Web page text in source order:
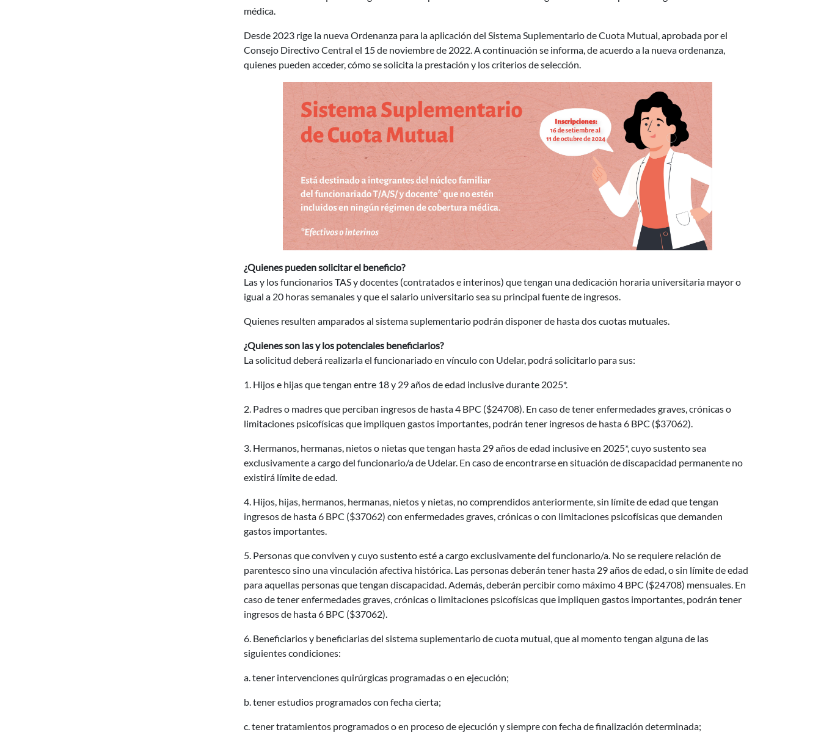
médica.
Desde 2023 rige la nueva Ordenanza para la aplicación del Sistema Suplementario de Cuota Mutual, aprobada por el
Consejo Directivo Central el 15 de noviembre de 2022. A continuación se informa, de acuerdo a la nueva ordenanza,
quienes pueden acceder, cómo se solicita la prestación y los criterios de selección.
¿Quienes pueden solicitar el beneficio?
Las y los funcionarios TAS y docentes (contratados e interinos) que tengan una dedicación horaria universitaria mayor o
igual a 20 horas semanales y que el salario universitario sea su principal fuente de ingresos.
Quienes resulten amparados al sistema suplementario podrán disponer de hasta dos cuotas mutuales.
¿Quienes son las y los potenciales beneficiarios?
La solicitud deberá realizarla el funcionariado en vínculo con Udelar, podrá solicitarlo para sus:
1. Hijos e hijas que tengan entre 18 y 29 años de edad inclusive durante 2025*.
2. Padres o madres que perciban ingresos de hasta 4 BPC ($24708). En caso de tener enfermedades graves, crónicas o
limitaciones psicofísicas que impliquen gastos importantes, podrán tener ingresos de hasta 6 BPC ($37062).
3. Hermanos, hermanas, nietos o nietas que tengan hasta 29 años de edad inclusive en 2025*, cuyo sustento sea
exclusivamente a cargo del funcionario/a de Udelar. En caso de encontrarse en situación de discapacidad permanente no
existirá límite de edad.
4. Hijos, hijas, hermanos, hermanas, nietos y nietas, no comprendidos anteriormente, sin límite de edad que tengan
ingresos de hasta 6 BPC ($37062) con enfermedades graves, crónicas o con limitaciones psicofísicas que demanden
gastos importantes.
5. Personas que conviven y cuyo sustento esté a cargo exclusivamente del funcionario/a. No se requiere relación de
parentesco sino una vinculación afectiva histórica. Las personas deberán tener hasta 29 años de edad, o sin límite de edad
para aquellas personas que tengan discapacidad. Además, deberán percibir como máximo 4 BPC ($24708) mensuales. En
caso de tener enfermedades graves, crónicas o limitaciones psicofísicas que impliquen gastos importantes, podrán tener
ingresos de hasta 6 BPC ($37062).
6. Beneficiarios y beneficiarias del sistema suplementario de cuota mutual, que al momento tengan alguna de las
siguientes condiciones:
a. tener intervenciones quirúrgicas programadas o en ejecución;
b. tener estudios programados con fecha cierta;
c. tener tratamientos programados o en proceso de ejecución y siempre con fecha de finalización determinada;